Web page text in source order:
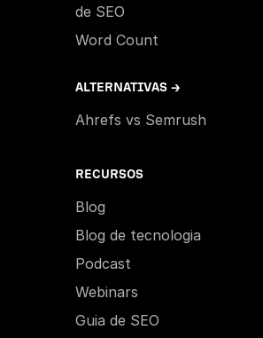
de SEO
Word Count
ALTERNATIVAS →
Ahrefs vs Semrush
RECURSOS
Blog
Blog de tecnologia
Podcast
Webinars
Guia de SEO